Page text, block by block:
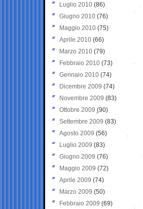
Luglio 2010 (86)
Giugno 2010 (76)
Maggio 2010 (75)
Aprile 2010 (66)
Marzo 2010 (79)
Febbraio 2010 (73)
Gennaio 2010 (74)
Dicembre 2009 (74)
Novembre 2009 (83)
Ottobre 2009 (90)
Settembre 2009 (83)
Agosto 2009 (56)
Luglio 2009 (83)
Giugno 2009 (76)
Maggio 2009 (72)
Aprile 2009 (74)
Marzo 2009 (50)
Febbraio 2009 (69)